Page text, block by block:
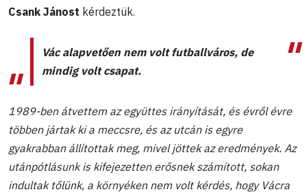
Csank Jánost kérdeztük.
Vác alapvetően nem volt futballváros, de
mindig volt csapat.
1989-ben átvettem az együttes irányítását, és évről évre
többen jártak ki a meccsre, és az utcán is egyre
gyakrabban állítottak meg, mivel jöttek az eredmények. Az
utánpótlásunk is kifejezetten erősnek számított, sokan
indultak tőlünk, a környéken nem volt kérdés, hogy Vácra